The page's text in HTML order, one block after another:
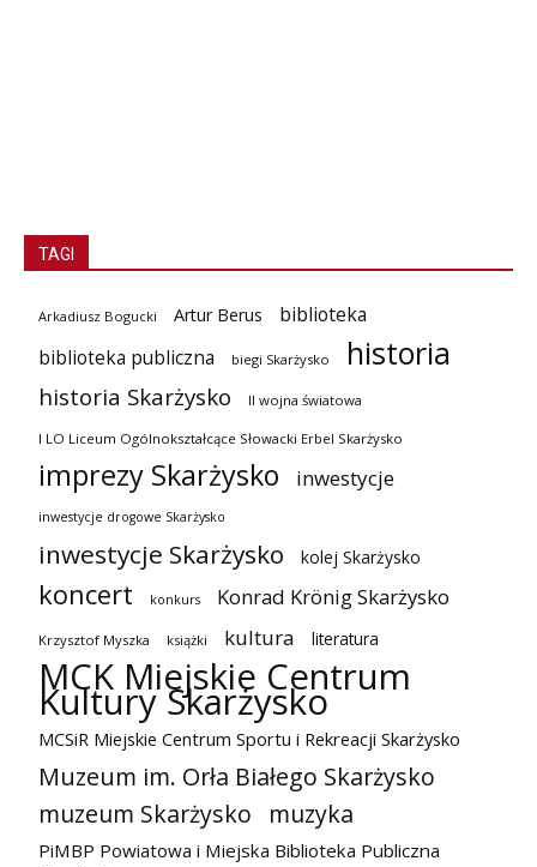
TAGI
Arkadiusz Bogucki Artur Berus
biblioteka
biblioteka publiczna
biegi Skarżysko historia
historia Skarżysko II wojna światowa
I LO Liceum Ogólnokształcące Słowacki Erbel Skarżysko
imprezy Skarżysko inwestycje
inwestycje drogowe Skarżysko
inwestycje Skarżysko kolej Skarżysko
koncert konkurs Konrad Krönig Skarżysko
Krzysztof Myszka książki kultura literatura
MCK Miejskie Centrum
Kultury Skarżysko
MCSiR Miejskie Centrum Sportu i Rekreacji Skarżysko
Muzeum im. Orła Białego Skarżysko
muzeum Skarżysko
muzyka
PiMBP Powiatowa i Miejska Biblioteka Publiczna